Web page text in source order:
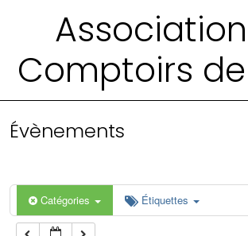
Comptoirs
Évènements
Catégories Étiquettes
4 h 00 min
6 h 00 min